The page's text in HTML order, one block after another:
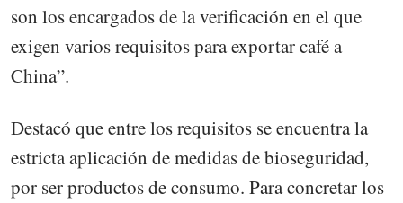
son los encargados de la verificación en el que
exigen varios requisitos para exportar café a
China”.
Destacó que entre los requisitos se encuentra la
estricta aplicación de medidas de bioseguridad,
por ser productos de consumo. Para concretar los